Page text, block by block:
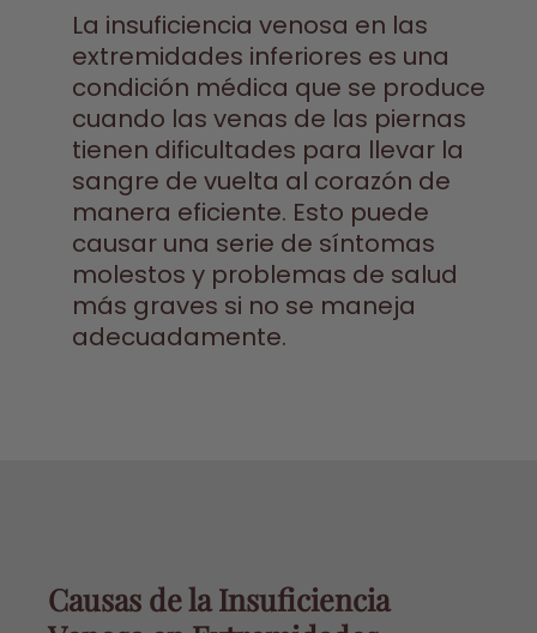
La insuficiencia venosa en las
extremidades inferiores es una
condición médica que se produce
cuando las venas de las piernas
tienen dificultades para llevar la
sangre de vuelta al corazón de
manera eficiente. Esto puede
causar una serie de síntomas
molestos y problemas de salud
más graves si no se maneja
adecuadamente.
Causas de la Insuficiencia